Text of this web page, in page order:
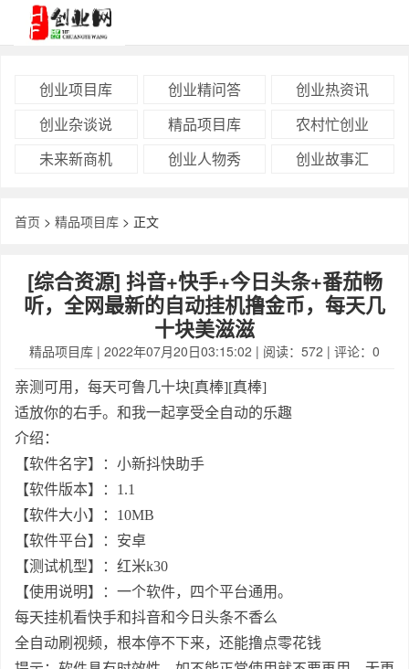
创业项目库 创业精问答
创业热资讯
创业杂谈说
精品项目库
农村忙创业
未来新商机
创业人物秀 创业故事汇
首页 > 精品项目库 > 正文
[综合资源] 抖音+快手+今日头条+番茄畅
听，全网最新的自动挂机撸金币，每天几
十块美滋滋
精品项目库 | 2022年07月20日03:15:02 | 阅读：572 | 评论：0
亲测可用，每天可鲁几十块[真棒][真棒]
适放你的右手。和我一起享受全自动的乐趣
介绍：
【软件名字】：小新抖快助手
【软件版本】：1.1
【软件大小】：10MB
【软件平台】：安卓
【测试机型】：红米k30
【使用说明】：一个软件，四个平台通用。
每天挂机看快手和抖音和今日头条不香么
全自动刷视频，根本停不下来，还能撸点零花钱